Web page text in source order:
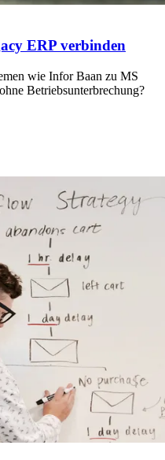
ERP verbinden
wie Infor Baan zu MS
Betriebsunterbrechung?